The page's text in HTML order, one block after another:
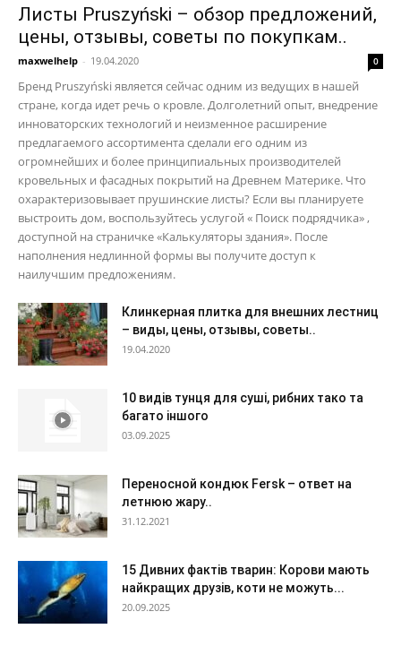
Листы Pruszyński – обзор предложений,
цены, отзывы, советы по покупкам..
maxwelhelp - 19.04.2020 0
Бренд Pruszyński является сейчас одним из ведущих в нашей
стране, когда идет речь о кровле. Долголетний опыт, внедрение
инноваторских технологий и неизменное расширение
предлагаемого ассортимента сделали его одним из
огромнейших и более принципиальных производителей
кровельных и фасадных покрытий на Древнем Материке. Что
охарактеризовывает прушинские листы? Если вы планируете
выстроить дом, воспользуйтесь услугой « Поиск подрядчика» ,
доступной на страничке «Калькуляторы здания». После
наполнения недлинной формы вы получите доступ к
наилучшим предложениям.
Клинкерная плитка для внешних лестниц
– виды, цены, отзывы, советы..
19.04.2020
10 видів тунця для суші, рибних тако та
багато іншого
03.09.2025
Переносной кондюк Fersk – ответ на
летнюю жару..
31.12.2021
15 Дивних фактів тварин: Корови мають
найкращих друзів, коти не можуть...
20.09.2025